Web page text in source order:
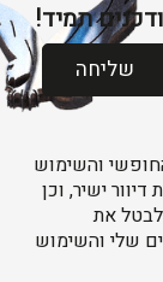
תמיד!
שליחה
והשימוש
ישיר, וכן
את
שלי והשימוש